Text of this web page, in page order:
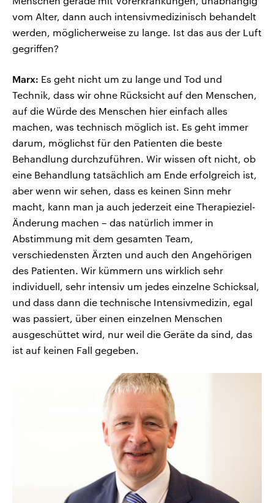
vom Alter, dann auch intensivmedizinisch behandelt
werden, möglicherweise zu lange. Ist das aus der Luft
gegriffen?
Marx: Es geht nicht um zu lange und Tod und
Technik, dass wir ohne Rücksicht auf den Menschen,
auf die Würde des Menschen hier einfach alles
machen, was technisch möglich ist. Es geht immer
darum, möglichst für den Patienten die beste
Behandlung durchzuführen. Wir wissen oft nicht, ob
eine Behandlung tatsächlich am Ende erfolgreich ist,
aber wenn wir sehen, dass es keinen Sinn mehr
macht, kann man ja auch jederzeit eine Therapieziel-
Änderung machen – das natürlich immer in
Abstimmung mit dem gesamten Team,
verschiedensten Ärzten und auch den Angehörigen
des Patienten. Wir kümmern uns wirklich sehr
individuell, sehr intensiv um jedes einzelne Schicksal,
und dass dann die technische Intensivmedizin, egal
was passiert, über einen einzelnen Menschen
ausgeschüttet wird, nur weil die Geräte da sind, das
ist auf keinen Fall gegeben.